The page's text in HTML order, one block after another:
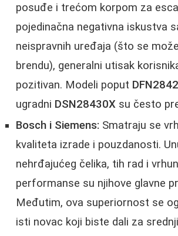
posuđe i trećom korpom za
pojedinačna negativna iskustva
neispravnih uređaja (što se
brendu), generalni utisak
pozitivan. Modeli poput
ugradni DSN28430X su često
Bosch i Siemens: Smatraju se
kvaliteta izrade i pouzdanosti.
nehrđajućeg čelika, tih rad i
performanse su njihove glavne
Međutim, ova superiornost se
isti novac koji biste dali za